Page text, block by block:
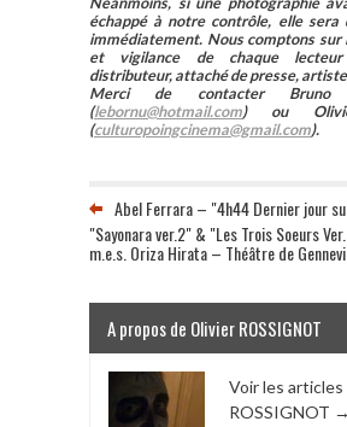
échappé à notre contrôle, elle sera
immédiatement. Nous comptons sur
et vigilance de chaque
distributeur, attaché de presse,
Merci de contacter Bruno
(lebornu@hotmail.com) ou
(culturopoingcinema@gmail.com).
Abel Ferrara – "4h44 Dernier jour
"Sayonara ver.2" & "Les Trois Soeurs
m.e.s. Oriza Hirata – Théâtre de
A propos de Olivier ROSSIGNOT
Voir les
ROSSIGNOT →